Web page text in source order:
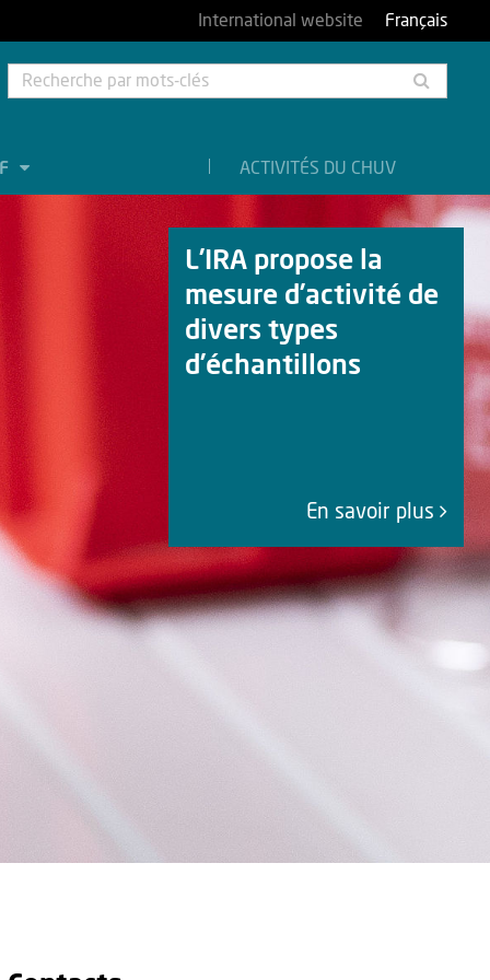
International website Français
ACTIVITÉS DU CHUV
L’IRA propose la
mesure d’activité de
divers types
d’échantillons
En savoir plus